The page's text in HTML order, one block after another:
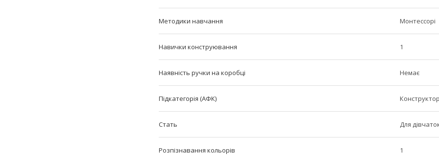
Методики навчання Монтессорі
Навички конструювання 1
Наявність ручки на коробці Немає
Підкатегорія (АФК)
Стать Для
Розпізнавання кольорів 1